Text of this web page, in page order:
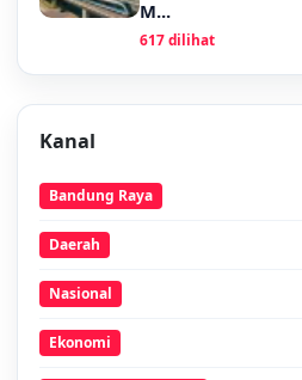
M...
617 dilihat
Kanal
Bandung Raya
Daerah
Nasional
Ekonomi